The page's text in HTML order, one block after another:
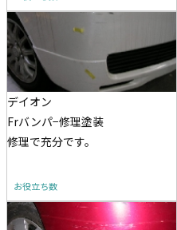
デイオン
Frバンパ−修理塗装
修理で充分です。
お役立ち数